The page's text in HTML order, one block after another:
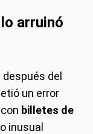
arruinó
del
un error
billetes de
inusual